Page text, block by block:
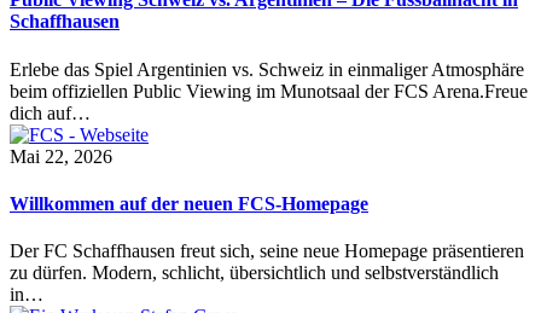
Schaffhausen
Erlebe das Spiel Argentinien vs. Schweiz in einmaliger Atmosphäre
beim offiziellen Public Viewing im Munotsaal der FCS Arena.Freue
dich auf…
Mai 22, 2026
Willkommen auf der neuen FCS-Homepage
Der FC Schaffhausen freut sich, seine neue Homepage präsentieren
zu dürfen. Modern, schlicht, übersichtlich und selbstverständlich
in…